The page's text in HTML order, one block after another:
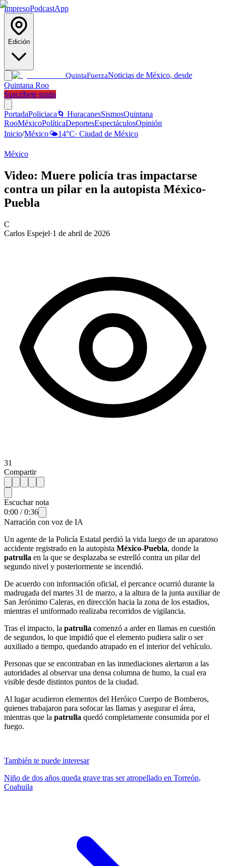
ImpresoPodcastApp
Edición
QuintaFuerzaNoticias de México, desde
Quintana Roo
Suscríbete gratis
PortadaPoliciaca 🌀 HuracanesSismosQuintana
RooMéxicoPolíticaDeportesEspectáculosOpinión
Inicio/México🌤️14°C· Ciudad de México
México
Video: Muere policía tras impactarse
contra un pilar en la autopista México-
Puebla
C
Carlos Espejel·1 de abril de 2026
31
Compartir
Escuchar nota
0:00 /0:36
Narración con voz de IA
Un agente de la Policía Estatal perdió la vida luego de un aparatoso
accidente registrado en la autopista México-Puebla, donde la
patrulla en la que se desplazaba se estrelló contra un pilar del
segundo nivel y posteriormente se incendió.
De acuerdo con información oficial, el percance ocurrió durante la
madrugada del martes 31 de marzo, a la altura de la junta auxiliar de
San Jerónimo Caleras, en dirección hacia la zona de los estadios,
mientras el uniformado realizaba recorridos de vigilancia.
Tras el impacto, la patrulla comenzó a arder en llamas en cuestión
de segundos, lo que impidió que el elemento pudiera salir o ser
auxiliado a tiempo, quedando atrapado en el interior del vehículo.
Personas que se encontraban en las inmediaciones alertaron a las
autoridades al observar una densa columna de humo, la cual era
visible desde distintos puntos de la ciudad.
Al lugar acudieron elementos del Heróico Cuerpo de Bomberos,
quienes trabajaron para sofocar las llamas y asegurar el área,
mientras que la patrulla quedó completamente consumida por el
fuego.
También te puede interesar
Niño de dos años queda grave tras ser atropellado en Torreón,
Coahuila